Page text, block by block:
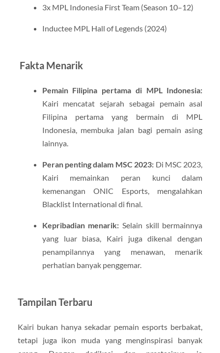
3x MPL Indonesia First Team (Season 10–12)
Inductee MPL Hall of Legends (2024)
Fakta Menarik
Pemain Filipina pertama di MPL Indonesia:
Kairi mencatat sejarah sebagai pemain asal
Filipina pertama yang bermain di MPL
Indonesia, membuka jalan bagi pemain asing
lainnya.
Peran penting dalam MSC 2023: Di MSC 2023,
Kairi memainkan peran kunci dalam
kemenangan ONIC Esports, mengalahkan
Blacklist International di final.
Kepribadian menarik: Selain skill bermainnya
yang luar biasa, Kairi juga dikenal dengan
penampilannya yang menawan, menarik
perhatian banyak penggemar.​
Tampilan Terbaru
Kairi bukan hanya sekadar pemain esports berbakat,
tetapi juga ikon muda yang menginspirasi banyak